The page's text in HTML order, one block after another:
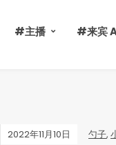
#主播 #来宾
2022年11月10日 勺子,